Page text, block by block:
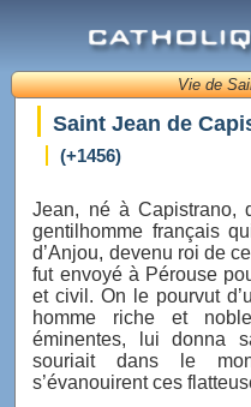
Vie de
Saint Jean de
(+1456)
Jean, né à Capistrano,
gentilhomme français
d’Anjou, devenu roi de
fut envoyé à Pérouse
et civil. On le pourvut
homme riche et
éminentes, lui donna
souriait dans le
s’évanouirent ces